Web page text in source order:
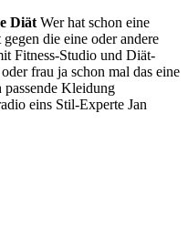
DiätWer hat schon eine
die eine oder andere
Fitness-Studio und Diät-
frau ja schon mal das eine
passende Kleidung
eins Stil-Experte Jan